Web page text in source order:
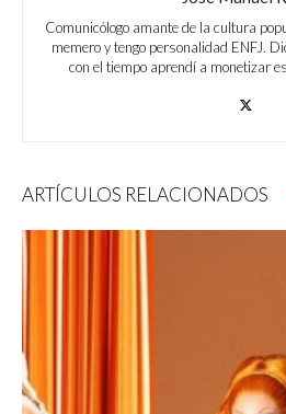
Comunicólogo amante de la cultura
memero y tengo personalidad ENFJ.
con el tiempo aprendí a monetizar
ARTÍCULOS RELACIONADOS